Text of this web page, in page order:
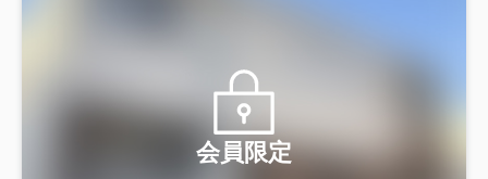
会員限定